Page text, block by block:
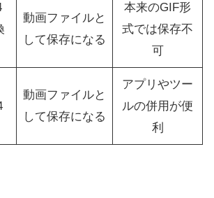
動画ファイルと
して保存になる
本来のGIF形
式では保存不
可
動画ファイルと
して保存になる
アプリやツー
ルの併用が便
利